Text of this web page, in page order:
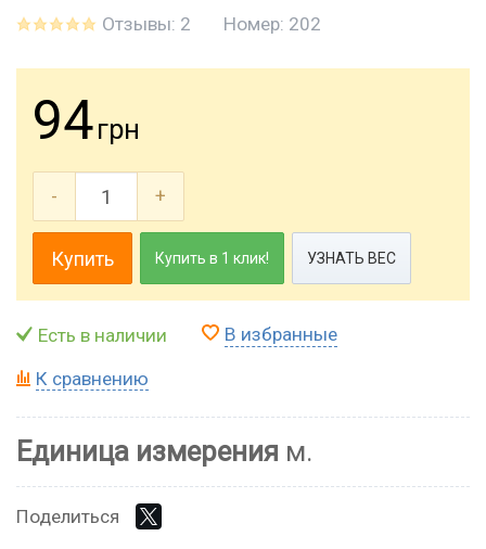
Отзывы: 2 Номер: 202
94грн
- +
Купить Купить в 1 клик! УЗНАТЬ ВЕС
Есть в наличии В избранные
К сравнению
Единица измерения м.
Поделиться